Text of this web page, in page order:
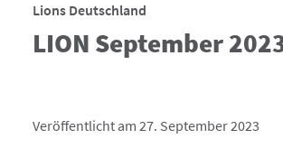
Lions Deutschland
LION September
Veröffentlicht am 27. September 2023